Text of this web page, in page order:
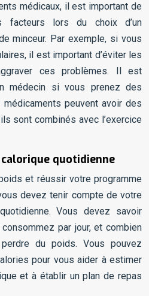
médicaux, il est important de
facteurs lors du choix d’un
minceur. Par exemple, si vous
il est important d’éviter les
ces problèmes. Il est
médecin si vous prenez des
peuvent avoir des
sont combinés avec l’exercice
quotidienne
et réussir votre programme
devez tenir compte de votre
Vous devez savoir
par jour, et combien
du poids. Vous pouvez
pour vous aider à estimer
et à établir un plan de repas